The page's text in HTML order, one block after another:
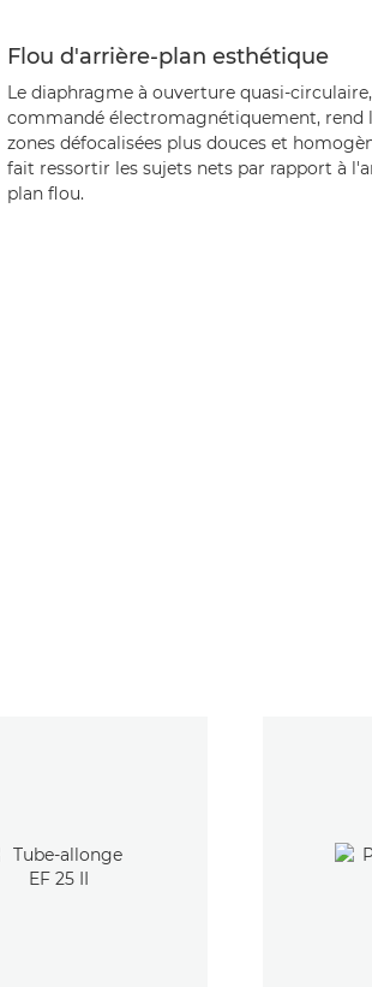
Flou d'arrière-plan esthétique
Le diaphragme à ouverture quasi-circulaire,
commandé électromagnétiquement, rend
zones défocalisées plus douces et
fait ressortir les sujets nets par rapport à
plan flou.